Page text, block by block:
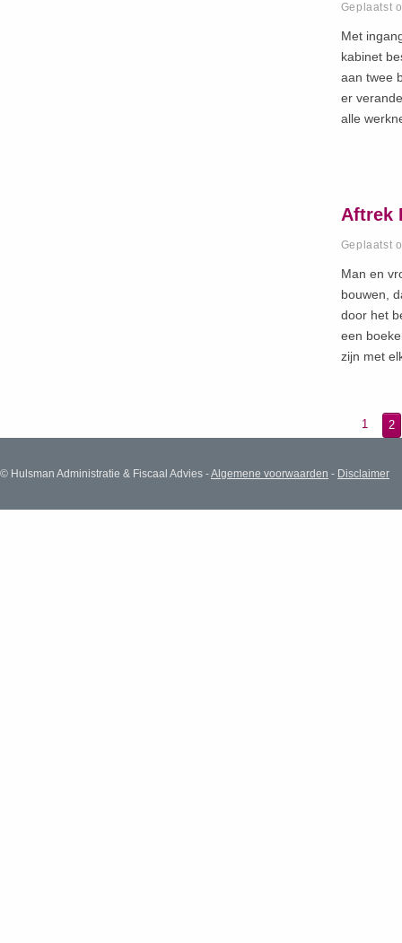
Geplaatst
Met
kabinet
aan twee
er
alle
Aftrek
Geplaatst
Man en
bouwen,
door het
een
zijn met
1 2
© Hulsman Administratie & Fiscaal Advies -Algemene voorwaarden - Disclaimer